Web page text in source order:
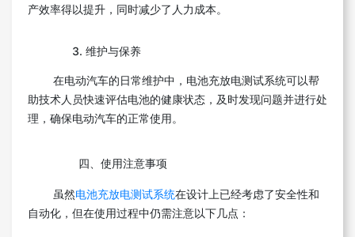
产效率得以提升，同时减少了人力成本。
3. 维护与保养
在电动汽车的日常维护中，电池充放电测试系统可以帮
助技术人员快速评估电池的健康状态，及时发现问题并进行处
理，确保电动汽车的正常使用。
四、使用注意事项
虽然电池充放电测试系统在设计上已经考虑了安全性和
自动化，但在使用过程中仍需注意以下几点：